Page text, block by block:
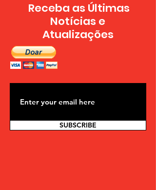
Receba as Últimas
Notícias e
Atualizações
SUBSCRIBE